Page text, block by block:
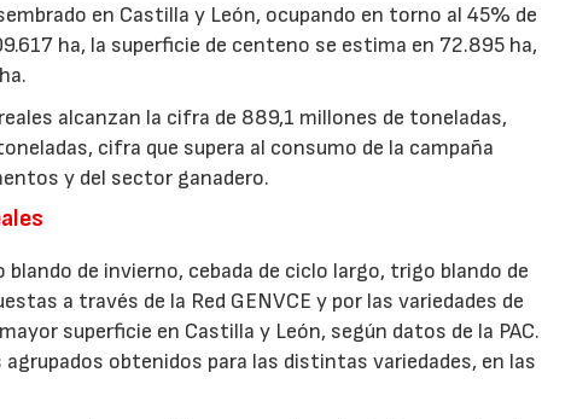
en Castilla y León, ocupando en torno al 45% de
ha, la superficie de centeno se estima en 72.895 ha,
alcanzan la cifra de 889,1 millones de toneladas,
cifra que supera al consumo de la campaña
y del sector ganadero.
de invierno, cebada de ciclo largo, trigo blando de
a través de la Red GENVCE y por las variedades de
superficie en Castilla y León, según datos de la PAC.
obtenidos para las distintas variedades, en las